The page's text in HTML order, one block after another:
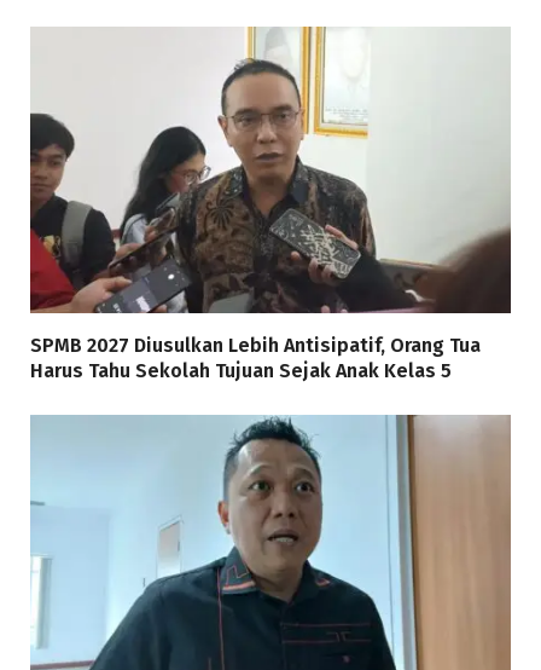
SPMB 2027 Diusulkan Lebih Antisipatif, Orang Tua
Harus Tahu Sekolah Tujuan Sejak Anak Kelas 5